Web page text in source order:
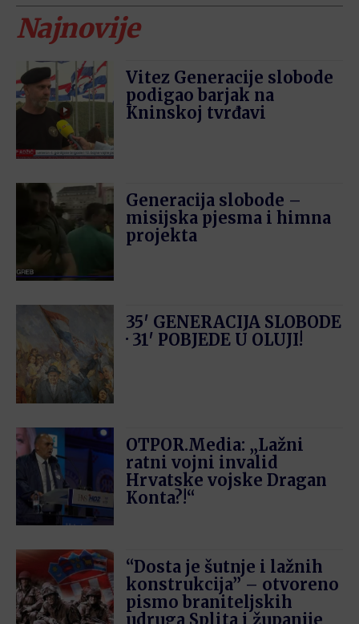
Najnovije
Vitez Generacije slobode
podigao barjak na
Kninskoj tvrđavi
Generacija slobode –
misijska pjesma i himna
projekta
35′ GENERACIJA SLOBODE
· 31′ POBJEDE U OLUJI!
OTPOR.Media: „Lažni
ratni vojni invalid
Hrvatske vojske Dragan
Konta?!“
“Dosta je šutnje i lažnih
konstrukcija” – otvoreno
pismo braniteljskih
udruga Splita i županije